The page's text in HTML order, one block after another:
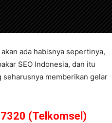
ada habisnya sepertinya,
SEO Indonesia, dan itu
memberikan gelar
(Telkomsel)